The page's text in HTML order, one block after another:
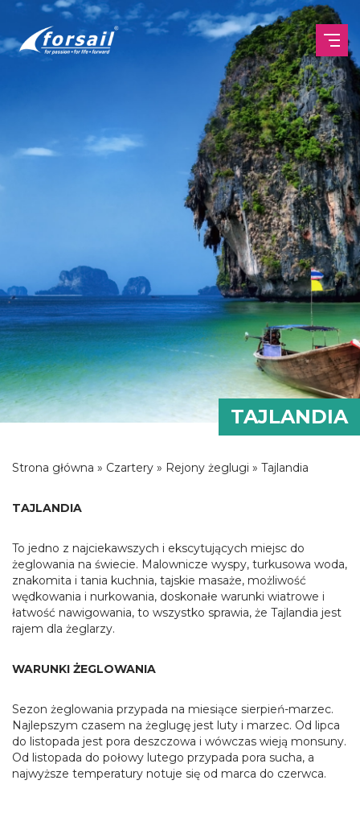
TAJLANDIA
Strona główna » Czartery » Rejony żeglugi » Tajlandia
TAJLANDIA
To jedno z najciekawszych i ekscytujących miejsc do
żeglowania na świecie. Malownicze wyspy, turkusowa woda,
znakomita i tania kuchnia, tajskie masaże, możliwość
wędkowania i nurkowania, doskonałe warunki wiatrowe i
łatwość nawigowania, to wszystko sprawia, że Tajlandia jest
rajem dla żeglarzy.
WARUNKI ŻEGLOWANIA
Sezon żeglowania przypada na miesiące sierpień-marzec.
Najlepszym czasem na żeglugę jest luty i marzec. Od lipca
do listopada jest pora deszczowa i wówczas wieją monsuny.
Od listopada do połowy lutego przypada pora sucha, a
najwyższe temperatury notuje się od marca do czerwca.